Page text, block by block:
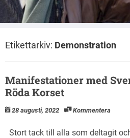
Etikettarkiv: Demonstration
Manifestationer med
Röda Korset
28 augusti, 2022 Kommentera
Stort tack till alla som deltagit